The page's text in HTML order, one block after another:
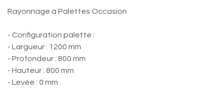
Rayonnage à Palettes Occasion
- Configuration palette :
- Largueur : 1200 mm
- Profondeur : 800 mm
- Hauteur : 800 mm
- Levée : 0 mm